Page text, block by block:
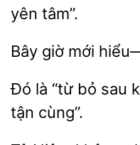
yên tâm”.
là “từ bỏ sau
cùng”.